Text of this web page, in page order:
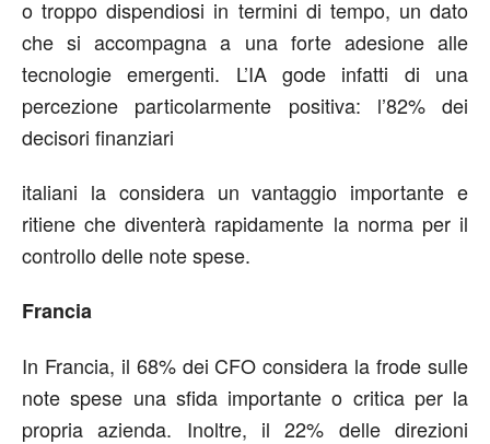
o troppo dispendiosi in termini di tempo, un dato
che si accompagna a una forte adesione alle
tecnologie emergenti. L’IA gode infatti di una
percezione particolarmente positiva: l’82% dei
decisori finanziari
italiani la considera un vantaggio importante e
ritiene che diventerà rapidamente la norma per il
controllo delle note spese.
Francia
In Francia, il 68% dei CFO considera la frode sulle
note spese una sfida importante o critica per la
propria azienda. Inoltre, il 22% delle direzioni